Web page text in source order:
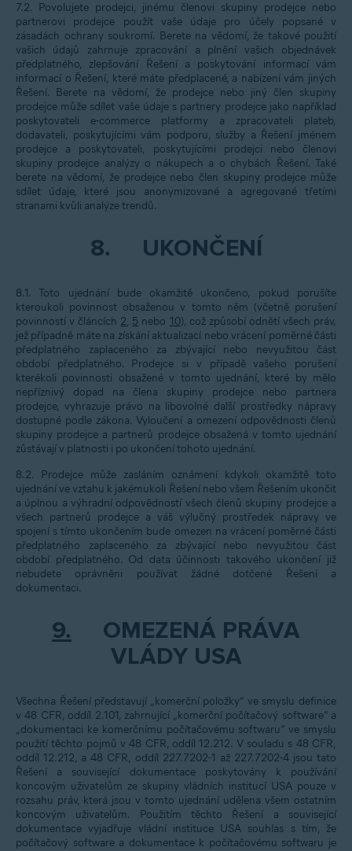
7.2. Povolujete prodejci, jinému členovi skupiny prodejce nebo
partnerovi prodejce použít vaše údaje pro účely popsané v
zásadách ochrany soukromí. Berete na vědomí, že takové použití
vašich údajů zahrnuje zpracování a plnění vašich objednávek
předplatného, zlepšování Řešení a poskytování informací vám
informací o Řešení, které máte předplacené, a nabízení vám jiných
Řešení. Berete na vědomí, že prodejce nebo jiný člen skupiny
prodejce může sdílet vaše údaje s partnery prodejce jako například
poskytovateli e-commerce platformy a zpracovateli plateb,
dodavateli, poskytujícími vám podporu, služby a Řešení jménem
prodejce a poskytovateli, poskytujícími prodejci nebo členovi
skupiny prodejce analýzy o nákupech a o chybách Řešení. Také
berete na vědomí, že prodejce nebo člen skupiny prodejce může
sdílet údaje, které jsou anonymizované a agregované třetími
stranami kvůli analýze trendů.
8. UKONČENÍ
8.1. Toto ujednání bude okamžitě ukončeno, pokud porušíte
kteroukoli povinnost obsaženou v tomto něm (včetně porušení
povinností v článcích 2, 5 nebo 10), což způsobí odnětí všech práv,
jež případně máte na získání aktualizací nebo vrácení poměrné části
předplatného zaplaceného za zbývající nebo nevyužitou část
období předplatného. Prodejce si v případě vašeho porušení
kterékoli povinnosti obsažené v tomto ujednání, které by mělo
nepříznivý dopad na člena skupiny prodejce nebo partnera
prodejce, vyhrazuje právo na libovolné další prostředky nápravy
dostupné podle zákona. Vyloučení a omezení odpovědnosti členů
skupiny prodejce a partnerů prodejce obsažená v tomto ujednání
zůstávají v platnosti i po ukončení tohoto ujednání.
8.2. Prodejce může zasláním oznámení kdykoli okamžitě toto
ujednání ve vztahu k jakémukoli Řešení nebo všem Řešením ukončit
a úplnou a výhradní odpovědností všech členů skupiny prodejce a
všech partnerů prodejce a váš výlučný prostředek nápravy ve
spojení s tímto ukončením bude omezen na vrácení poměrné části
předplatného zaplaceného za zbývající nebo nevyužitou část
období předplatného. Od data účinnosti takového ukončení již
nebudete oprávněni používat žádné dotčené Řešení a
dokumentaci.
9.
OMEZENÁ PRÁVA
VLÁDY USA
Všechna Řešení představují „komerční položky“ ve smyslu definice
v 48 CFR, oddíl 2.101, zahrnující „komerční počítačový software“ a
„dokumentaci ke komerčnímu počítačovému softwaru“ ve smyslu
použití těchto pojmů v 48 CFR, oddíl 12.212. V souladu s 48 CFR,
oddíl 12.212, a 48 CFR, oddíl 227.7202-1 až 227.7202-4 jsou tato
Řešení a související dokumentace poskytovány k používání
koncovým uživatelům ze skupiny vládních institucí USA pouze v
rozsahu práv, která jsou v tomto ujednání udělena všem ostatním
koncovým uživatelům. Použitím těchto Řešení a související
dokumentace vyjadřuje vládní instituce USA souhlas s tím, že
počítačový software a dokumentace k počítačovému softwaru je